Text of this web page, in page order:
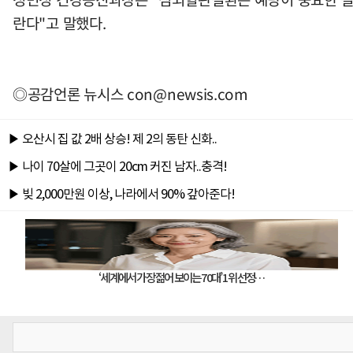
란다"고 말했다.
◎공감언론 뉴시스con@newsis.com